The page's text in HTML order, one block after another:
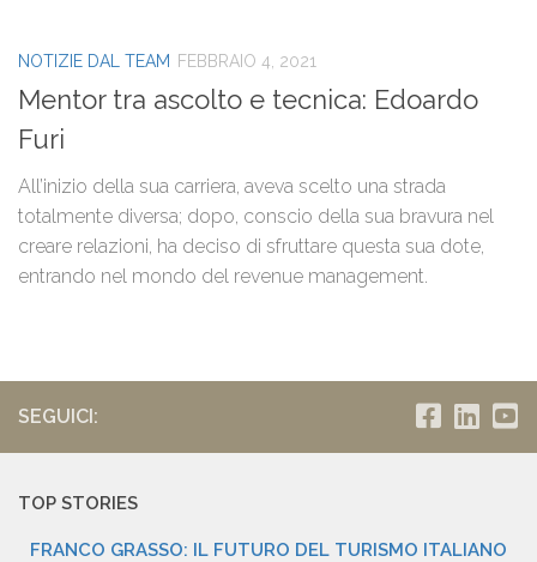
NOTIZIE DAL TEAM FEBBRAIO 4, 2021
Mentor tra ascolto e tecnica: Edoardo
Furi
All’inizio della sua carriera, aveva scelto una strada
totalmente diversa; dopo, conscio della sua bravura nel
creare relazioni, ha deciso di sfruttare questa sua dote,
entrando nel mondo del revenue management.
SEGUICI:
TOP STORIES
FRANCO GRASSO: IL FUTURO DEL TURISMO ITALIANO